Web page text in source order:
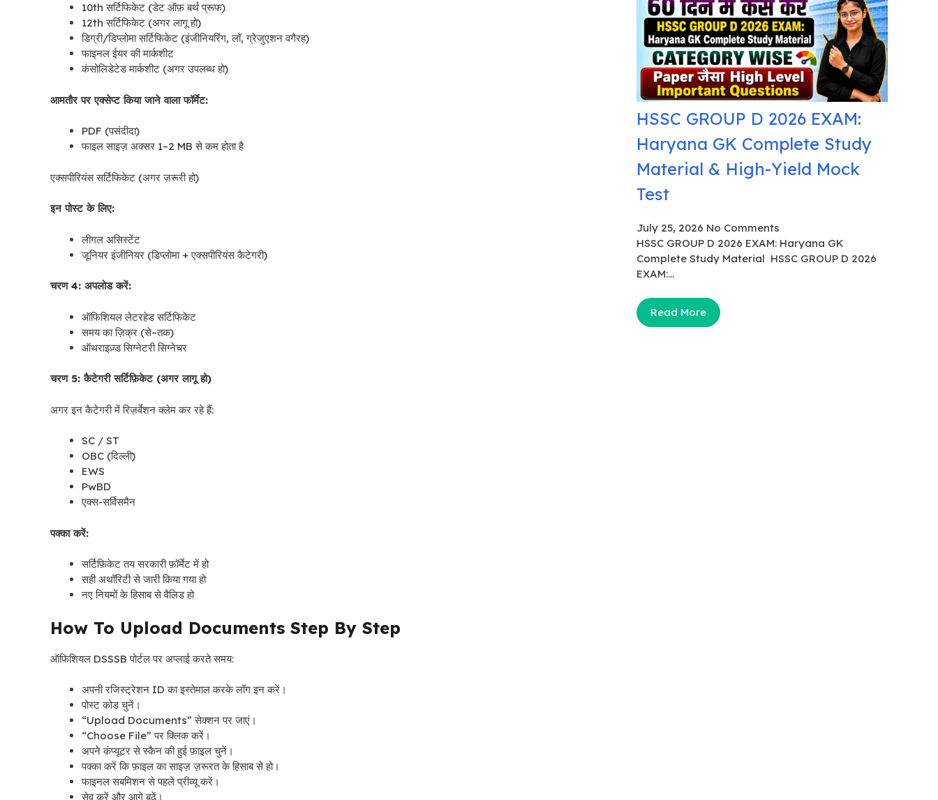
10th सर्टिफिकेट (डेट ऑफ़ बर्थ प्रूफ)
12th सर्टिफिकेट (अगर लागू हो)
डिग्री/डिप्लोमा सर्टिफिकेट (इंजीनियरिंग, लॉ, ग्रेजुएशन वगैरह)
फाइनल ईयर की मार्कशीट
कंसोलिडेटेड मार्कशीट (अगर उपलब्ध हो)
आमतौर पर एक्सेप्ट किया जाने वाला फॉर्मेट:
PDF (पसंदीदा)
फाइल साइज़ अक्सर 1–2 MB से कम होता है
एक्सपीरियंस सर्टिफिकेट (अगर ज़रूरी हो)
इन पोस्ट के लिए:
लीगल असिस्टेंट
जूनियर इंजीनियर (डिप्लोमा + एक्सपीरियंस कैटेगरी)
चरण 4: अपलोड करें:
ऑफिशियल लेटरहेड सर्टिफिकेट
समय का ज़िक्र (से–तक)
ऑथराइज़्ड सिग्नेटरी सिग्नेचर
चरण 5: कैटेगरी सर्टिफ़िकेट (अगर लागू हो)
अगर इन कैटेगरी में रिज़र्वेशन क्लेम कर रहे हैं:
SC / ST
OBC (दिल्ली)
EWS
PwBD
एक्स-सर्विसमैन
पक्का करें:
सर्टिफ़िकेट तय सरकारी फ़ॉर्मेट में हो
सही अथॉरिटी से जारी किया गया हो
नए नियमों के हिसाब से वैलिड हो
How To Upload Documents Step By Step
ऑफिशियल DSSSB पोर्टल पर अप्लाई करते समय:
अपनी रजिस्ट्रेशन ID का इस्तेमाल करके लॉग इन करें।
पोस्ट कोड चुनें।
“Upload Documents” सेक्शन पर जाएं।
“Choose File” पर क्लिक करें।
अपने कंप्यूटर से स्कैन की हुई फ़ाइल चुनें।
पक्का करें कि फ़ाइल का साइज़ ज़रूरत के हिसाब से हो।
फाइनल सबमिशन से पहले प्रीव्यू करें।
सेव करें और आगे बढ़ें।
HSSC GROUP D 2026 EXAM:
Haryana GK Complete Study
Material & High-Yield Mock
Test
July 25, 2026 No Comments
HSSC GROUP D 2026 EXAM: Haryana GK
Complete Study Material HSSC GROUP D 2026
EXAM:...
Read More